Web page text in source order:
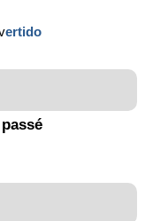
ertido